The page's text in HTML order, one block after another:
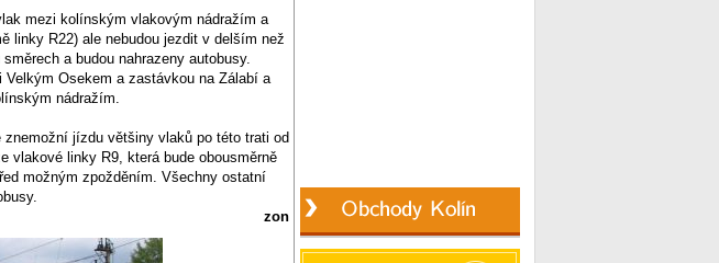
mezi kolínským vlakovým nádražím a
linky R22) ale nebudou jezdit v delším než
a budou nahrazeny autobusy.
Velkým Osekem a zastávkou na Zálabí a
nádražím.
jízdu většiny vlaků po této trati od
vlakové linky R9, která bude obousměrně
možným zpožděním. Všechny ostatní
zon